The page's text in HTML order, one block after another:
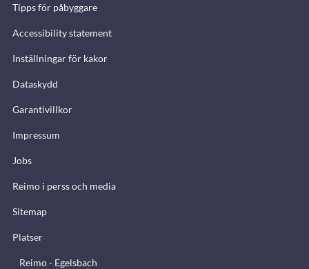
Tipps för påbyggare
Accessibility statement
Inställningar för kakor
Dataskydd
Garantivillkor
Impressum
Jobs
Reimo i perss och media
Sitemap
Platser
Reimo - Egelsbach